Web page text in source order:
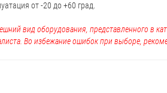
от -20 до +60 град.
вид оборудования, представленного
Во избежание ошибок при выборе,